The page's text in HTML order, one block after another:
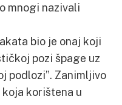
mnogi nazivali
bio je onaj koji
pozi špage uz
podlozi”. Zanimljivo
korištena u